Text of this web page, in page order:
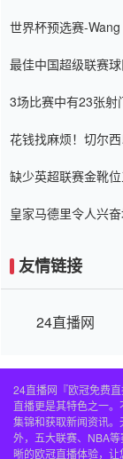
世界杯预选赛-
最佳中国超级联赛
3场比赛中有23张射
花钱找麻烦！切尔
缺少英超联赛金靴
皇家马德里令人兴
友情链接
24直播网
24直播网『欧冠免费
直播更是其特色之一
集锦和获取新闻资讯
外，五大联赛、NBA
晰的欧冠直播体验，让